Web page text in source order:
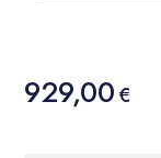
Hinta
929,00 €
929,00€